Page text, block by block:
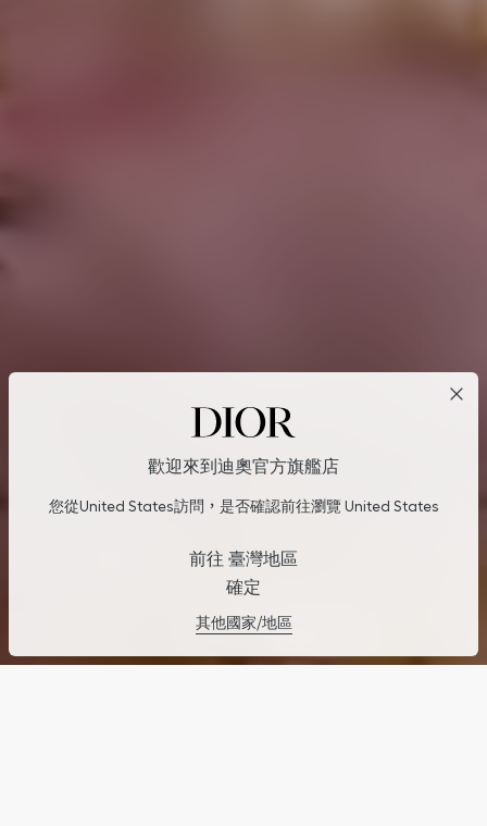
歡迎來到迪奧官方旗艦店
您從United States訪問，是否確認前往瀏覽 United States
前往 臺灣地區
確定
其他國家/地區